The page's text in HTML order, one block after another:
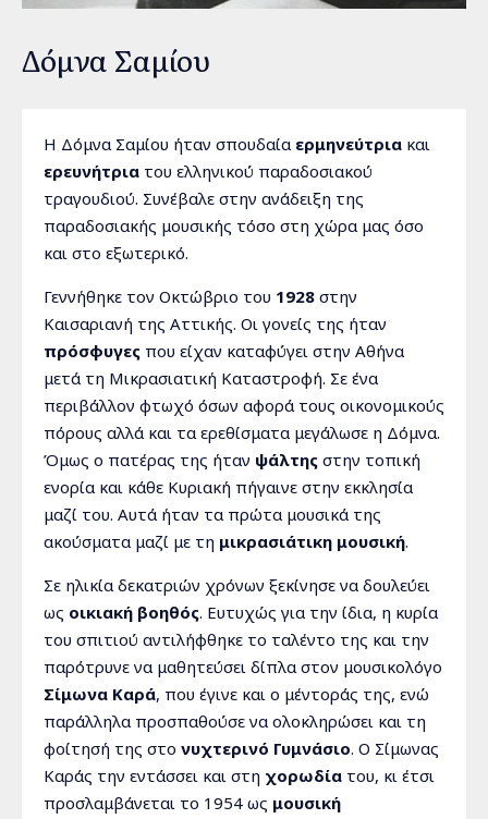
Δόμνα Σαμίου
Η Δόμνα Σαμίου ήταν σπουδαία ερμηνεύτρια και
ερευνήτρια του ελληνικού παραδοσιακού
τραγουδιού. Συνέβαλε στην ανάδειξη της
παραδοσιακής μουσικής τόσο στη χώρα μας όσο
και στο εξωτερικό.
Γεννήθηκε τον Οκτώβριο του 1928 στην
Καισαριανή της Αττικής. Οι γονείς της ήταν
πρόσφυγες που είχαν καταφύγει στην Αθήνα
μετά τη Μικρασιατική Καταστροφή. Σε ένα
περιβάλλον φτωχό όσων αφορά τους οικονομικούς
πόρους αλλά και τα ερεθίσματα μεγάλωσε η Δόμνα.
Όμως ο πατέρας της ήταν ψάλτης στην τοπική
ενορία και κάθε Κυριακή πήγαινε στην εκκλησία
μαζί του. Αυτά ήταν τα πρώτα μουσικά της
ακούσματα μαζί με τη μικρασιάτικη μουσική.
Σε ηλικία δεκατριών χρόνων ξεκίνησε να δουλεύει
ως οικιακή βοηθός. Ευτυχώς για την ίδια, η κυρία
του σπιτιού αντιλήφθηκε το ταλέντο της και την
παρότρυνε να μαθητεύσει δίπλα στον μουσικολόγο
Σίμωνα Καρά, που έγινε και ο μέντοράς της, ενώ
παράλληλα προσπαθούσε να ολοκληρώσει και τη
φοίτησή της στο νυχτερινό Γυμνάσιο. Ο Σίμωνας
Καράς την εντάσσει και στη χορωδία του, κι έτσι
προσλαμβάνεται το 1954 ως μουσική